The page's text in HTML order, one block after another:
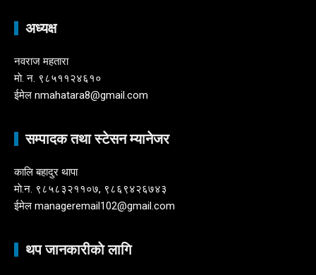
अध्यक्ष
नवराज महतारा
माे. न. ९८५११२४६१०
ईमेल nmahatara8@gmail.com
सम्पादक तथा स्टेसन म्यानेजर
कालि बहादुर थापा
माे.न. ९८५८३२११०७, ९८६९४२६७४३
ईमेल manageremail102@gmail.com
थप जानकारीकाे लागि